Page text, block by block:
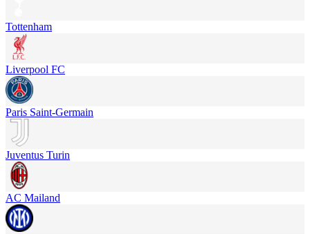
Tottenham
Liverpool FC
Paris Saint-Germain
Juventus Turin
AC Mailand